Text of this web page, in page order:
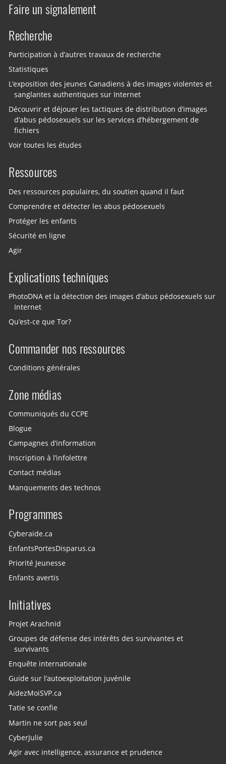
Faire un signalement
Recherche
Participation à d’autres travaux de recherche
Statistiques
L’exposition des jeunes Canadiens à des images violentes et
sanglantes authentiques sur Internet
Découvrir et déjouer les tactiques de distribution d’images
d’abus pédosexuels sur les services d’hébergement de
fichiers
Voir toutes les études
Ressources
Des ressources populaires, du soutien quand il faut
Comprendre et détecter les abus pédosexuels
Protéger les enfants
Sécurité en ligne
Agir
Explications techniques
PhotoDNA et la détection des images d’abus pédosexuels sur
Internet
Qu’est-ce que Tor?
Commander nos ressources
Conditions générales
Zone médias
Communiqués du CCPE
Blogue
Campagnes d’information
Inscription à l’infolettre
Contact médias
Manquements des technos
Programmes
Cyberaide.ca
EnfantsPortesDisparus.ca
Priorité Jeunesse
Enfants avertis
Initiatives
Projet Arachnid
Groupes de défense des intérêts des survivantes et
survivants
Enquête internationale
Guide sur l’autoexploitation juvénile
AidezMoiSVP.ca
Tatie se confie
Martin ne sort pas seul
CyberJulie
Agir avec intelligence, assurance et prudence